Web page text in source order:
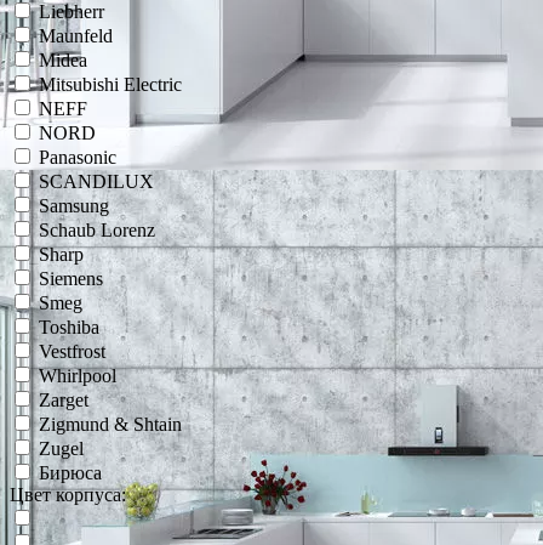
Liebherr
Maunfeld
Midea
Mitsubishi Electric
NEFF
NORD
Panasonic
SCANDILUX
Samsung
Schaub Lorenz
Sharp
Siemens
Smeg
Toshiba
Vestfrost
Whirlpool
Zarget
Zigmund & Shtain
Zugel
Бирюса
Цвет корпуса: